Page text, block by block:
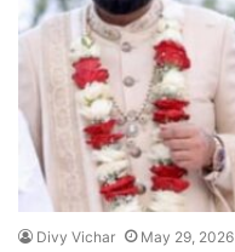
Divy Vichar May 29, 2026